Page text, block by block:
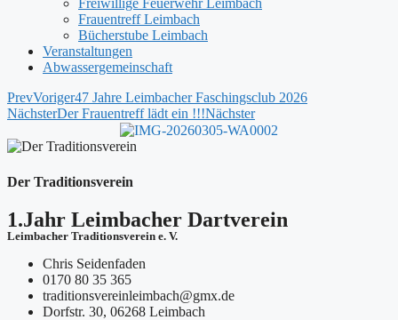
Freiwillige Feuerwehr Leimbach
Frauentreff Leimbach
Bücherstube Leimbach
Veranstaltungen
Abwassergemeinschaft
PrevVoriger47 Jahre Leimbacher Faschingsclub 2026
NächsterDer Frauentreff lädt ein !!!Nächster
Der Traditionsverein
1.Jahr Leimbacher Dartverein
Leimbacher Traditionsverein e. V.
Chris Seidenfaden
0170 80 35 365
traditionsvereinleimbach@gmx.de
Dorfstr. 30, 06268 Leimbach